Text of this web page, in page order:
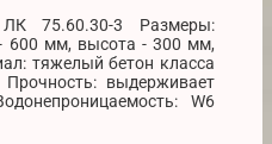
ЛК 75.60.30-3 Размеры:
600 мм, высота - 300 мм,
тяжелый бетон класса
выдерживает
W6